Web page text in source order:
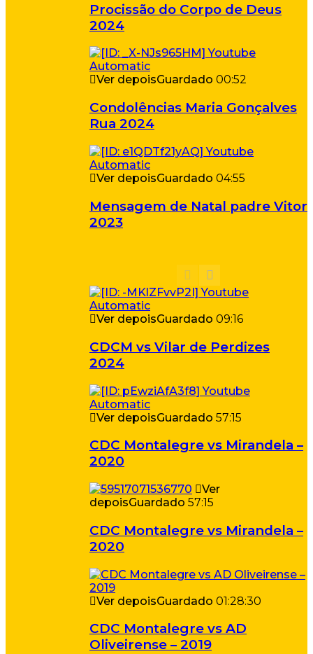
Procissão do Corpo de Deus
2024
Ver depoisGuardado 00:52
Condolências Maria Gonçalves
Rua 2024
Ver depoisGuardado 04:55
Mensagem de Natal padre Vitor
2023
Ver depoisGuardado 09:16
CDCM vs Vilar de Perdizes
2024
Ver depoisGuardado 57:15
CDC Montalegre vs Mirandela –
2020
Ver
depoisGuardado 57:15
CDC Montalegre vs Mirandela –
2020
Ver depoisGuardado 01:28:30
CDC Montalegre vs AD
Oliveirense – 2019